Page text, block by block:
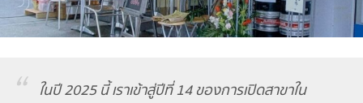
ในปี 2025 นี้ เราเข้าสู่ปีที่ 14 ของการเปิดสาขาใน